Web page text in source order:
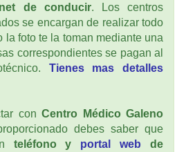
de conducir. Los centros
se encargan de realizar todo
la foto te la toman mediante una
correspondientes se pagan al
Tienes mas detalles
con Centro Médico Galeno
debes saber que
teléfono y portal web de